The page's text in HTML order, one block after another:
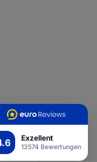
Exzellent
13574 Bewertungen
vorbehalten.